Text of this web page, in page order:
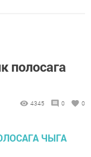
полосага
4345 0 0